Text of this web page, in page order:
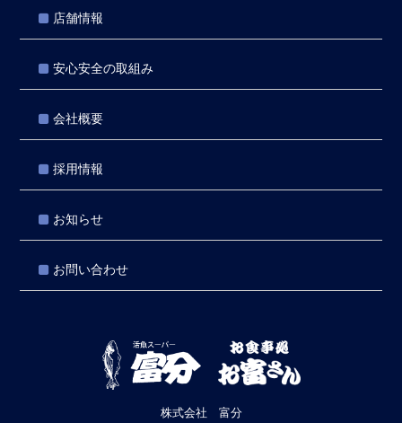
店舗情報
安心安全の取組み
会社概要
採用情報
お知らせ
お問い合わせ
株式会社 富分